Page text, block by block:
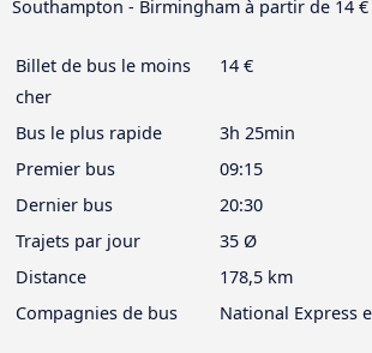
Southampton - Birmingham à partir de 14 €
Billet de bus le moins
cher
14 €
Bus le plus rapide
3h 25min
Premier bus
09:15
Dernier bus
20:30
Trajets par jour
35 Ø
Distance
178,5 km
Compagnies de bus
National Express